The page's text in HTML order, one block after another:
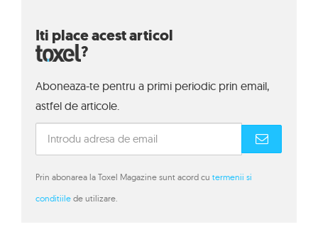
Iti place acest articol
?
Aboneaza-te pentru a primi periodic prin email,
astfel de articole.
Prin abonarea la Toxel Magazine sunt acord cu termenii si
conditiile de utilizare.